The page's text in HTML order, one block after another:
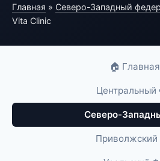
Главная » Северо-Западный
Vita Clinic
🏠 Главная
Северо-